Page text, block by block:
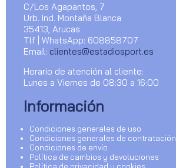
C/Los Agapantos, 7
Urb. Ind. Montaña Blanca
35413, Arucas
Tlf | WhatsApp: 608858707
Email: clientes@estadiosport.es
Horario de atención al cliente:
Lunes a Viernes de 08:30 a 16:00
Información
Condiciones generales de uso
Condiciones generales de contratación
Condiciones de envío
Política de cambios y devoluciones
Política de privacidad y cookies